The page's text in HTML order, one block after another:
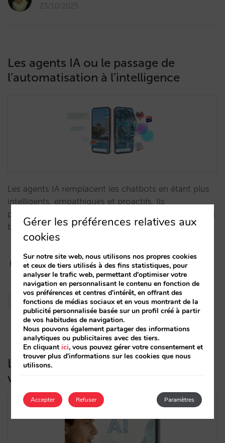
23/10/2025
Les agents IA ou le passage de
l’automatisation à l’intelligence
Les agents IA remplacent les chatbots en étant plus
intelligents, empathiques et proactifs. Ils
personnalisent l’expérience du client et anticipent ses
besoins.…
Pablo Delgado
14/10/2025
L’IA transforme vos clients : adaptez-
vous avant qu’il ne soit trop tard
Gérer les préférences relatives aux
cookies
Sur notre site web, nous utilisons nos propres cookies
et ceux de tiers utilisés à des fins statistiques, pour
analyser le trafic web, permettant d'optimiser votre
navigation en personnalisant le contenu en fonction de
vos préférences et centres d'intérêt, en offrant des
fonctions de médias sociaux et en vous montrant de la
publicité personnalisée basée sur un profil créé à partir
de vos habitudes de navigation.
Nous pouvons également partager des informations
analytiques ou publicitaires avec des tiers.
En cliquantici, vous pouvez gérer votre consentement et
trouver plus d'informations sur les cookies que nous
utilisons.
Accepter Paramètres
Refuser